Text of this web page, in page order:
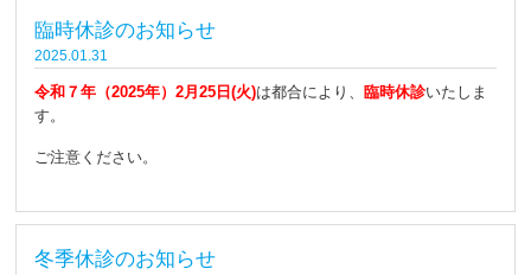
臨時休診のお知らせ
2025.01.31
令和７年（2025年）2月25日(火)は都合により、 臨時休診いたしま
す。
ご注意ください。
冬季休診のお知らせ